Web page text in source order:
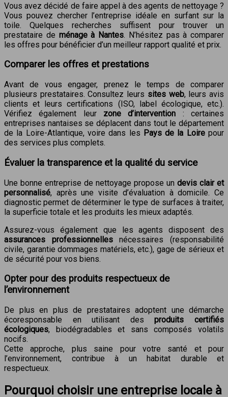
Vous avez décidé de faire appel à des agents de nettoyage ?
Vous pouvez chercher l’entreprise idéale en surfant sur la
toile. Quelques recherches suffisent pour trouver un
prestataire de ménage à Nantes. N’hésitez pas à comparer
les offres pour bénéficier d’un meilleur rapport qualité et prix.
Comparer les offres et prestations
Avant de vous engager, prenez le temps de comparer
plusieurs prestataires. Consultez leurs sites web, leurs avis
clients et leurs certifications (ISO, label écologique, etc.).
Vérifiez également leur zone d’intervention : certaines
entreprises nantaises se déplacent dans tout le département
de la Loire-Atlantique, voire dans les Pays de la Loirepour
des services plus complets.
Évaluer la transparence et la qualité du service
Une bonne entreprise de nettoyage propose un devis clair et
personnalisé, après une visite d’évaluation à domicile. Ce
diagnostic permet de déterminer le type de surfaces à traiter,
la superficie totale et les produits les mieux adaptés.
Assurez-vous également que les agents disposent des
assurances professionnellesnécessaires (responsabilité
civile, garantie dommages matériels, etc.), gage de sérieux et
de sécurité pour vos biens.
Opter pour des produits respectueux de
l’environnement
De plus en plus de prestataires adoptent une démarche
écoresponsable en utilisant desproduits certifiés
écologiques, biodégradables et sans composés volatils
nocifs.
Cette approche, plus saine pour votre santé et pour
l’environnement, contribue à un habitat durable et
respectueux.
Pourquoi choisir une entreprise locale à